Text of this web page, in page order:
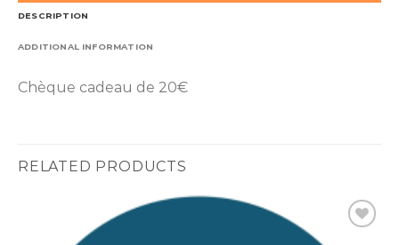
DESCRIPTION
ADDITIONAL INFORMATION
Chèque cadeau de 20€
RELATED PRODUCTS